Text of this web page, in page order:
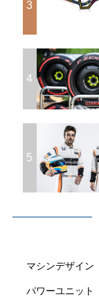
3
4
5
マシンデザイン
パワーユニット